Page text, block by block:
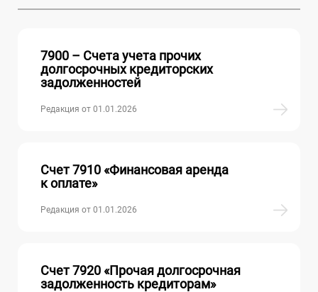
7900 – Счета учета прочих
долгосрочных кредиторских
задолженностей
Редакция от 01.01.2026
Счет 7910 «Финансовая аренда
к оплате»
Редакция от 01.01.2026
Счет 7920 «Прочая долгосрочная
задолженность кредиторам»